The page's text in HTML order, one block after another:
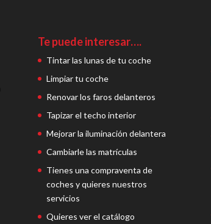
Te puede interesar….
Tintar las lunas de tu coche
Limpiar tu coche
Renovar los faros delanteros
Tapizar el techo interior
Mejorar la iluminación delantera
Cambiarle las matrículas
Tienes una compraventa de
coches y quieres nuestros
servicios
Quieres ver el catálogo